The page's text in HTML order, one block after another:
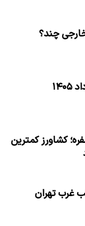
چند؟
کشاورز کمترین
غرب تهران